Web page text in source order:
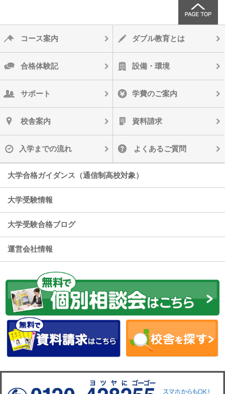
コース案内 ダブル教育とは
合格体験記 設備・環境
サポート 学費のご案内
校舎案内 資料請求
入学までの流れ よくあるご質問
大学合格ガイダンス（通信制高校対象）
大学受験情報
大学受験合格ブログ
運営会社情報